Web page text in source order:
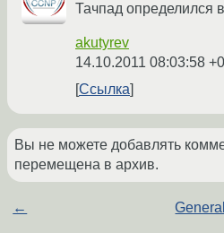
Тачпад определился
akutyrev
14.10.2011 08:03:58
Ссылка
Вы не можете добавлять
перемещена в архив.
← General